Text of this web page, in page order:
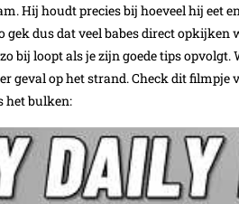
Hij houdt precies bij hoeveel hij eet
gek dus dat veel babes direct
bij loopt als je zijn goede tips
geval op het strand. Check dit filmpje
het bulken: